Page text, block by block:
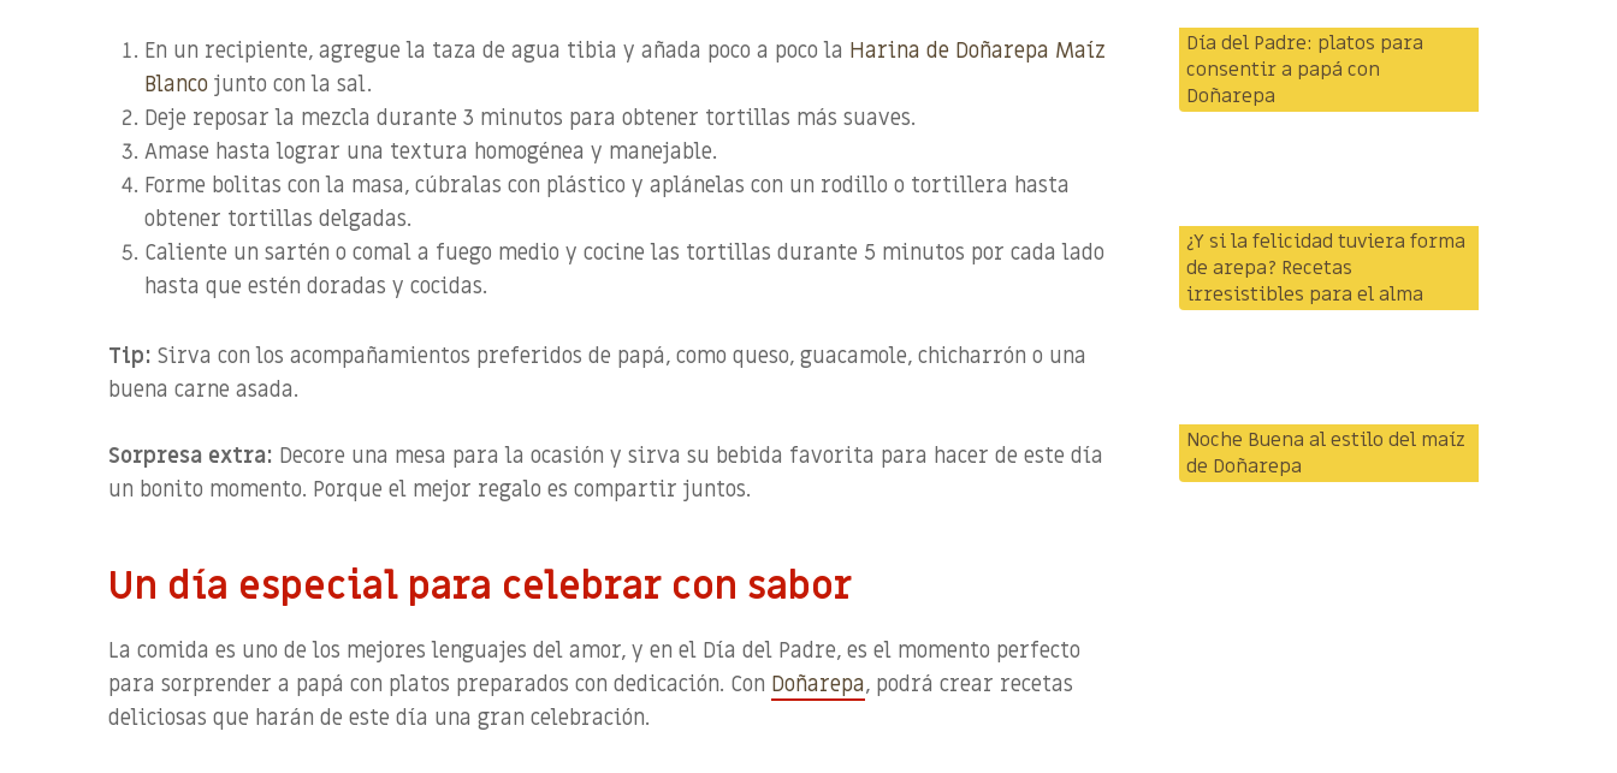
En un recipiente, agregue la taza de agua tibia y añada poco a poco la Harina de Doñarepa Maíz
Blanco junto con la sal.
Deje reposar la mezcla durante 3 minutos para obtener tortillas más suaves.
Amase hasta lograr una textura homogénea y manejable.
Forme bolitas con la masa, cúbralas con plástico y aplánelas con un rodillo o tortillera hasta
obtener tortillas delgadas.
Caliente un sartén o comal a fuego medio y cocine las tortillas durante 5 minutos por cada lado
hasta que estén doradas y cocidas.
Tip: Sirva con los acompañamientos preferidos de papá, como queso, guacamole, chicharrón o una
buena carne asada.
Sorpresa extra: Decore una mesa para la ocasión y sirva su bebida favorita para hacer de este día
un bonito momento. Porque el mejor regalo es compartir juntos.
Un día especial para celebrar con sabor
La comida es uno de los mejores lenguajes del amor, y en el Día del Padre, es el momento perfecto
para sorprender a papá con platos preparados con dedicación. Con Doñarepa, podrá crear recetas
deliciosas que harán de este día una gran celebración.
Día del Padre: platos para
consentir a papá con
Doñarepa
¿Y si la felicidad tuviera forma
de arepa? Recetas
irresistibles para el alma
Noche Buena al estilo del maíz
de Doñarepa